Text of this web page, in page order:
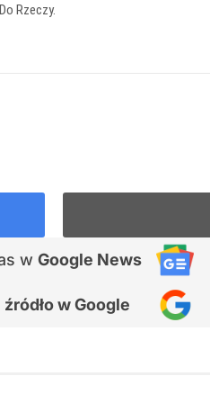
Rzeczy.
w Google News
źródło w Google